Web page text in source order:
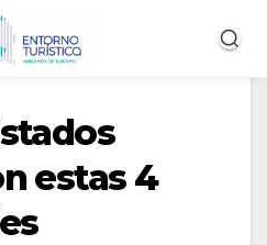
estas 4